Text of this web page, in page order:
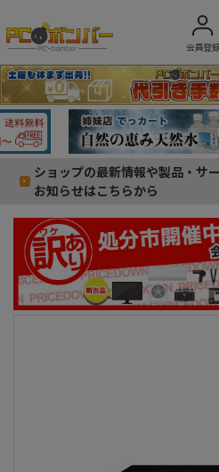
会員登
ショップの最新情報や製品・サ
お知らせはこちらから